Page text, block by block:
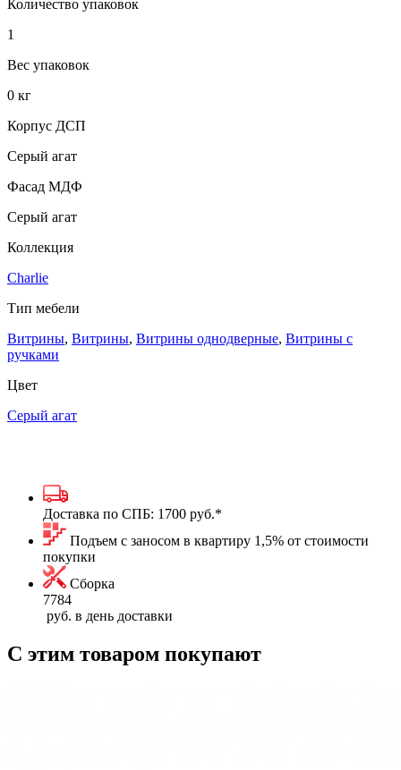
Количество упаковок
1
Вес упаковок
0 кг
Корпус ДСП
Серый агат
Фасад МДФ
Серый агат
Коллекция
Charlie
Тип мебели
Витрины, Витрины, Витрины однодверные, Витрины с
ручками
Цвет
Серый агат
Доставка по СПБ: 1700 руб.*
Подъем с заносом в квартиру 1,5% от стоимости
покупки
Сборка
7784
руб. в день доставки
С этим товаром покупают